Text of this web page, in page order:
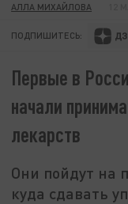
АЛЛА МИХАЙЛОВА
ПОДПИШИТЕСЬ:
Первые в
начали
лекарств
Они пойдут на
куда сдавать